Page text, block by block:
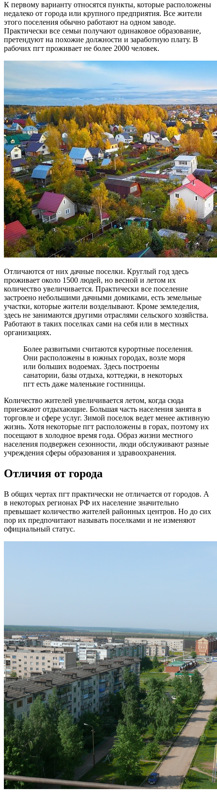
К первому варианту относятся пункты, которые расположены
недалеко от города или крупного предприятия. Все жители
этого поселения обычно работают на одном заводе.
Практически все семьи получают одинаковое образование,
претендуют на похожие должности и заработную плату. В
рабочих пгт проживает не более 2000 человек.
Отличаются от них дачные поселки. Круглый год здесь
проживает около 1500 людей, но весной и летом их
количество увеличивается. Практически все поселение
застроено небольшими дачными домиками, есть земельные
участки, которые жители возделывают. Кроме земледелия,
здесь не занимаются другими отраслями сельского хозяйства.
Работают в таких поселках сами на себя или в местных
организациях.
Более развитыми считаются курортные поселения.
Они расположены в южных городах, возле моря
или больших водоемах. Здесь построены
санатории, базы отдыха, коттеджи, в некоторых
пгт есть даже маленькие гостиницы.
Количество жителей увеличивается летом, когда сюда
приезжают отдыхающие. Большая часть населения занята в
торговле и сфере услуг. Зимой поселок ведет менее активную
жизнь. Хотя некоторые пгт расположены в горах, поэтому их
посещают в холодное время года. Образ жизни местного
населения подвержен сезонности, люди обслуживают разные
учреждения сферы образования и здравоохранения.
Отличия от города
В общих чертах пгт практически не отличается от городов. А
в некоторых регионах РФ их население значительно
превышает количество жителей районных центров. Но до сих
пор их предпочитают называть поселками и не изменяют
официальный статус.